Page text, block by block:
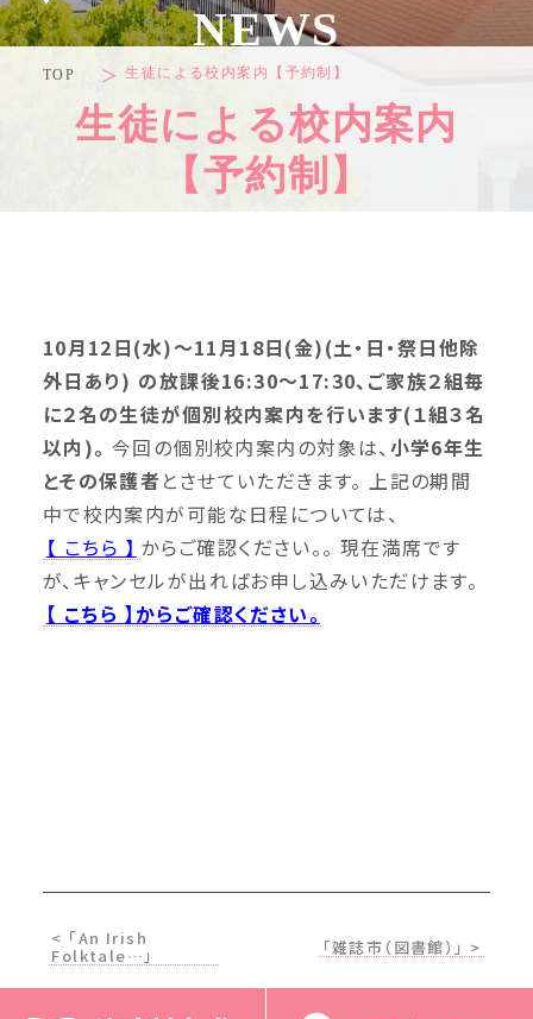
TOP 生徒による校内案内【予約制】
生徒による校内案内
【予約制】
NEWS
10月12日(水)～11月18日(金)(土・日・祭日他除
外日あり) の放課後16:30～17:30、ご家族２組毎
に２名の生徒が個別校内案内を行います(１組３名
以内)。 今回の個別校内案内の対象は、 ⼩学6年⽣
とその保護者とさせていただきます。 上記の期間
中で校内案内が可能な日程については、
【 こちら 】 からご確認ください。。 現在満席です
が、キャンセルが出ればお申し込みいただけます。
【 こちら 】からご確認ください。
< 「An Irish
Folktale…」 「雑誌市（図書館）」 >